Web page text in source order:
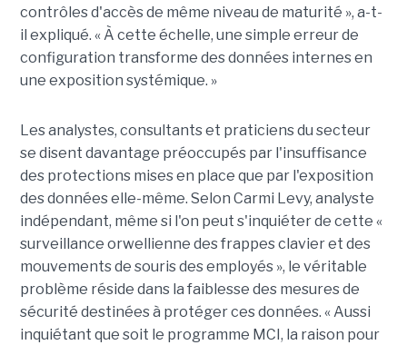
contrôles d'accès de même niveau de maturité », a-t-
il expliqué. « À cette échelle, une simple erreur de
configuration transforme des données internes en
une exposition systémique. »
Les analystes, consultants et praticiens du secteur
se disent davantage préoccupés par l'insuffisance
des protections mises en place que par l'exposition
des données elle-même. Selon Carmi Levy, analyste
indépendant, même si l'on peut s'inquiéter de cette «
surveillance orwellienne des frappes clavier et des
mouvements de souris des employés », le véritable
problème réside dans la faiblesse des mesures de
sécurité destinées à protéger ces données. « Aussi
inquiétant que soit le programme MCI, la raison pour